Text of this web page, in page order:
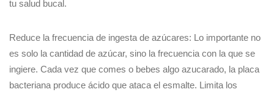
tu salud bucal.
Reduce la frecuencia de ingesta de azúcares: Lo importante no
es solo la cantidad de azúcar, sino la frecuencia con la que se
ingiere. Cada vez que comes o bebes algo azucarado, la placa
bacteriana produce ácido que ataca el esmalte. Limita los